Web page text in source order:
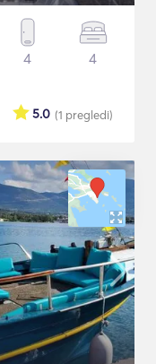
4 4
(1 pregledi)
5.0